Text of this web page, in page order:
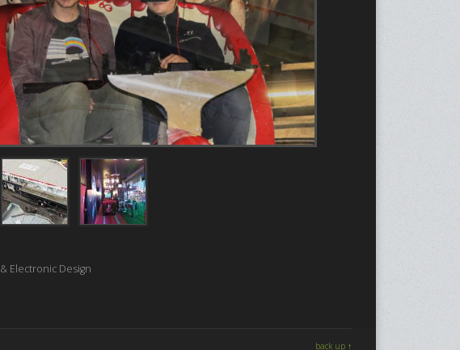
Electronic Design
back up ↑